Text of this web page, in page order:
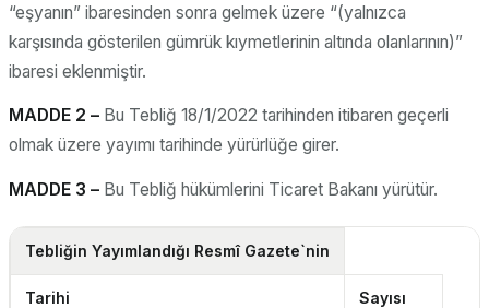
“eşyanın” ibaresinden sonra gelmek üzere “(yalnızca
karşısında gösterilen gümrük kıymetlerinin altında olanlarının)”
ibaresi eklenmiştir.
MADDE 2 – Bu Tebliğ 18/1/2022 tarihinden itibaren geçerli
olmak üzere yayımı tarihinde yürürlüğe girer.
MADDE 3 – Bu Tebliğ hükümlerini Ticaret Bakanı yürütür.
Tebliğin Yayımlandığı Resmî Gazete`nin
Tarihi Sayısı